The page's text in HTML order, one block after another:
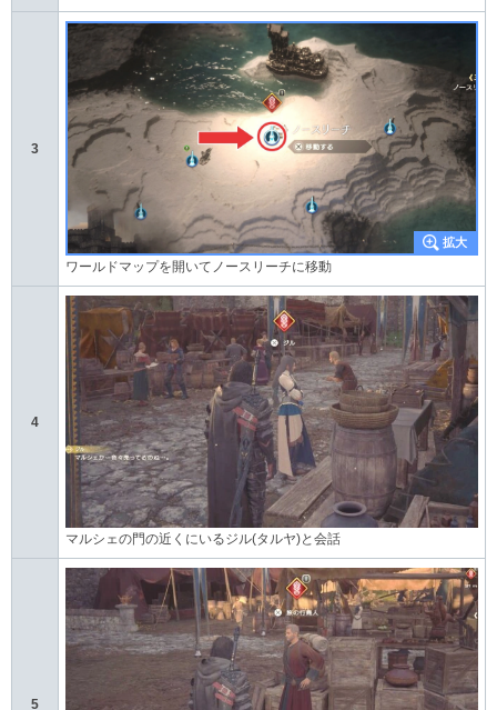
3
ワールドマップを開いてノースリーチに移動
4
マルシェの門の近くにいるジル(タルヤ)と会話
5